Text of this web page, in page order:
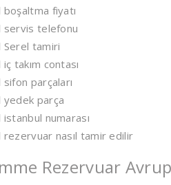
boşaltma fiyatı
servis telefonu
Serel tamiri
iç takım contası
sifon parçaları
yedek parça
istanbul numarası
rezervuar nasıl tamir edilir
Rezervuar